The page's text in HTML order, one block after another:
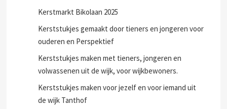
Kerstmarkt Bikolaan 2025
Kerststukjes gemaakt door tieners en jongeren voor
ouderen en Perspektief
Kerststukjes maken met tieners, jongeren en
volwassenen uit de wijk, voor wijkbewoners.
Kerststukjes maken voor jezelf en voor iemand uit
de wijk Tanthof